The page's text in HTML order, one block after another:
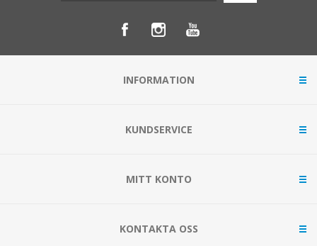
INFORMATION
KUNDSERVICE
MITT KONTO
KONTAKTA OSS